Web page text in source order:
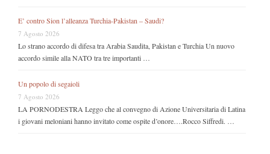
E’ contro Sion l’alleanza Turchia-Pakistan – Saudi?
7 Agosto 2026
Lo strano accordo di difesa tra Arabia Saudita, Pakistan e Turchia Un nuovo
accordo simile alla NATO tra tre importanti …
Un popolo di segaioli
7 Agosto 2026
LA PORNODESTRA Leggo che al convegno di Azione Universitaria di Latina
i giovani meloniani hanno invitato come ospite d’onore….Rocco Siffredi. …